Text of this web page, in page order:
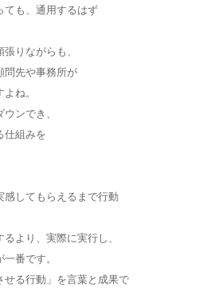
ても、通用するはず
りながらも、
問先や事務所が
ね。
ンでき、
仕組みを
してもらえるまで行動
より、実際に実行し、
番です。
る行動」を言葉と成果で